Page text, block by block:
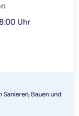
Uhr
Bauen und